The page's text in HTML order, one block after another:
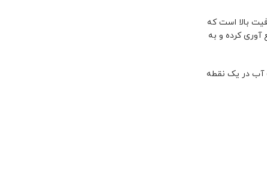
بالا است که
آوری کرده و به
آب در یک نقطه